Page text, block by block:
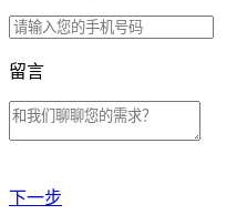
留言
下一步